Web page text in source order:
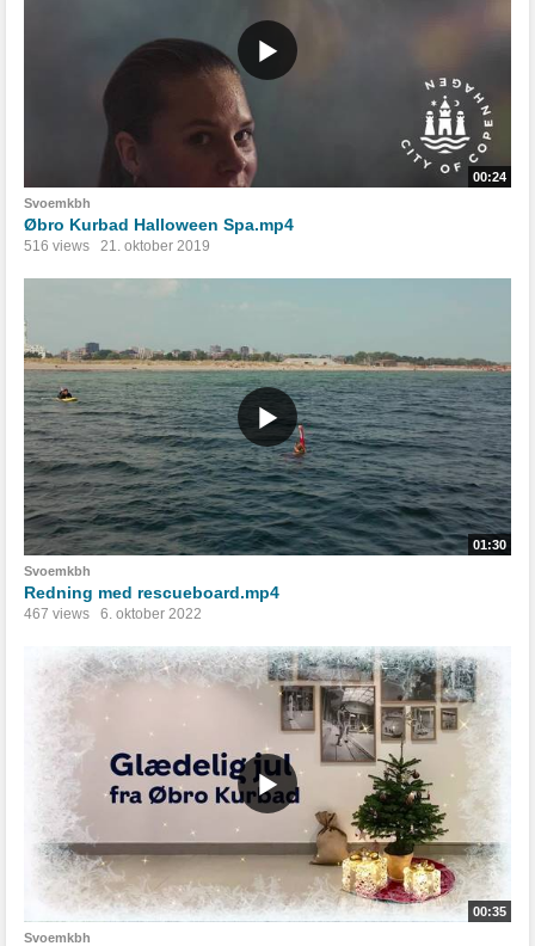
00:24
Svoemkbh
Øbro Kurbad Halloween Spa.mp4
516 views 21. oktober 2019
01:30
Svoemkbh
Redning med rescueboard.mp4
467 views 6. oktober 2022
00:35
Svoemkbh